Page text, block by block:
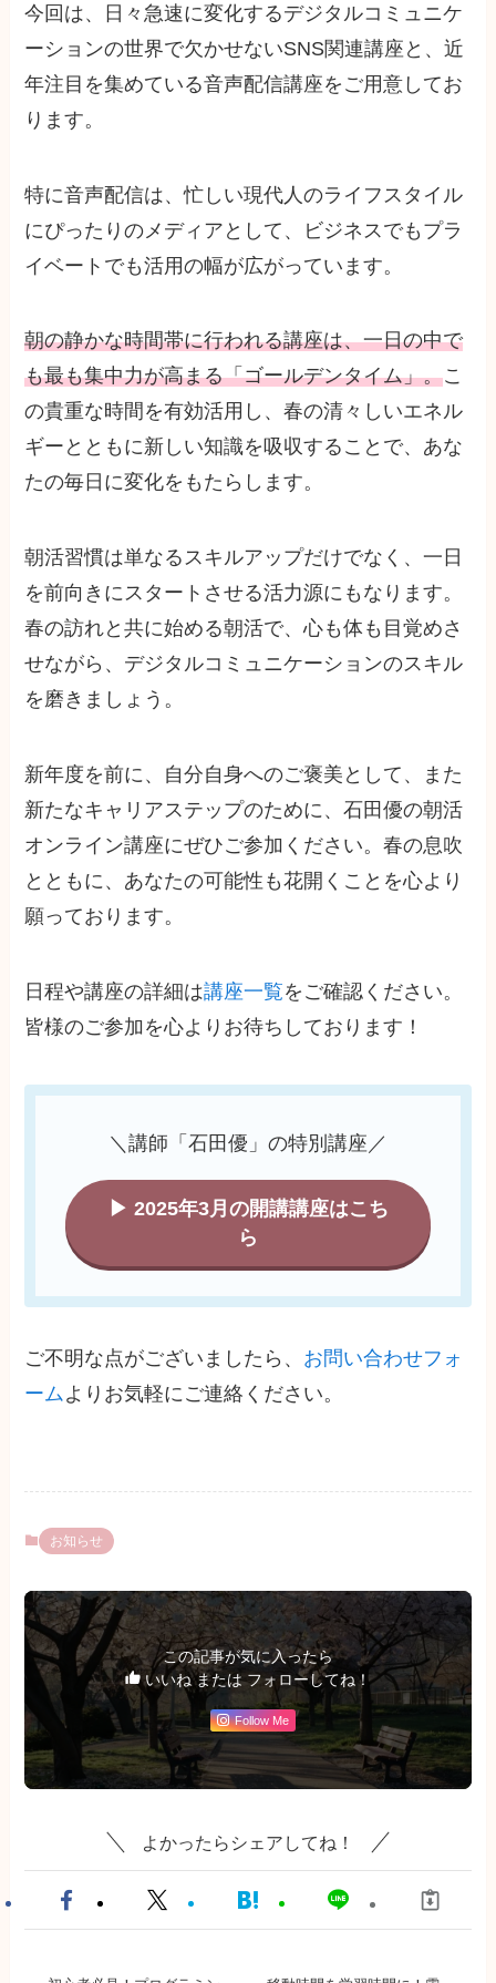
今回は、日々急速に変化するデジタルコミュニケ
ーションの世界で欠かせないSNS関連講座と、近
年注目を集めている音声配信講座をご用意してお
ります。
特に音声配信は、忙しい現代人のライフスタイル
にぴったりのメディアとして、ビジネスでもプラ
イベートでも活用の幅が広がっています。
朝の静かな時間帯に行われる講座は、一日の中で
も最も集中力が高まる「ゴールデンタイム」。こ
の貴重な時間を有効活用し、春の清々しいエネル
ギーとともに新しい知識を吸収することで、あな
たの毎日に変化をもたらします。
朝活習慣は単なるスキルアップだけでなく、一日
を前向きにスタートさせる活力源にもなります。
春の訪れと共に始める朝活で、心も体も目覚めさ
せながら、デジタルコミュニケーションのスキル
を磨きましょう。
新年度を前に、自分自身へのご褒美として、また
新たなキャリアステップのために、石田優の朝活
オンライン講座にぜひご参加ください。春の息吹
とともに、あなたの可能性も花開くことを心より
願っております。
日程や講座の詳細は講座一覧をご確認ください。
皆様のご参加を心よりお待ちしております！
＼講師「石田優」の特別講座／
▶ 2025年3月の開講講座はこち
ら
ご不明な点がございましたら、 お問い合わせフォ
ームよりお気軽にご連絡ください。
お知らせ
この記事が気に入ったら
いいね または フォローしてね！
Follow Me
よかったらシェアしてね！